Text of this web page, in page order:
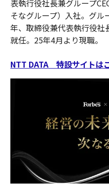
表執行役社長兼グループ
そなグループ）入社。グ
年、取締役兼代表執行役社
就任。25年4月より現職。
NTT DATA 特設サイトは